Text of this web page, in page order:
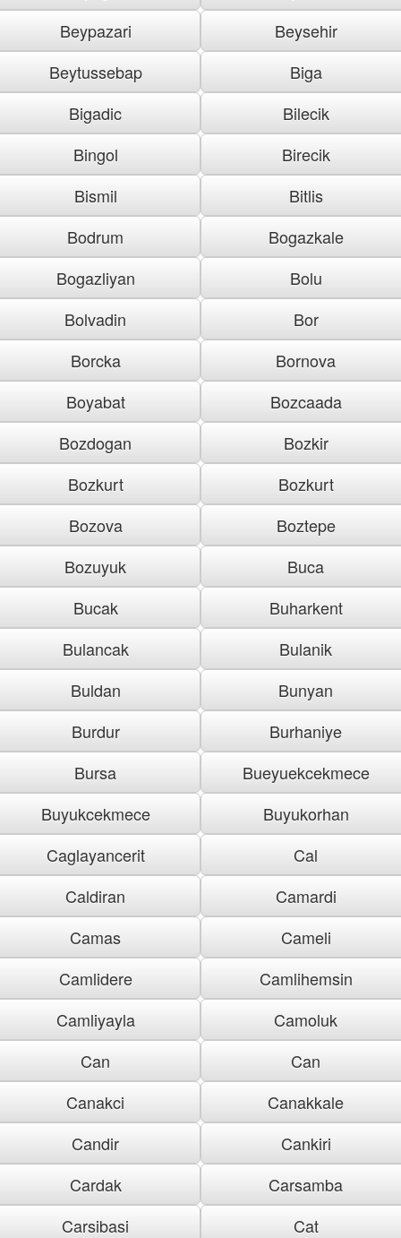
Beypazari
Beysehir
Beytussebap
Biga
Bigadic
Bilecik
Bingol
Birecik
Bismil
Bitlis
Bodrum
Bogazkale
Bogazliyan
Bolu
Bolvadin
Bor
Borcka
Bornova
Boyabat
Bozcaada
Bozdogan
Bozkir
Bozkurt
Bozkurt
Bozova
Boztepe
Bozuyuk
Buca
Bucak
Buharkent
Bulancak
Bulanik
Buldan
Bunyan
Burdur
Burhaniye
Bursa
Bueyuekcekmece
Buyukcekmece
Buyukorhan
Caglayancerit
Cal
Caldiran
Camardi
Camas
Cameli
Camlidere
Camlihemsin
Camliyayla
Camoluk
Can
Can
Canakci
Canakkale
Candir
Cankiri
Cardak
Carsamba
Carsibasi
Cat